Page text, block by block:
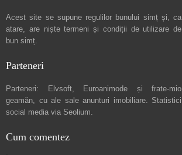
Acest site se supune regulilor bunului simț și, ca
atare, are niștetermeni și condiții de utilizare de
bun simț.
Parteneri
Parteneri: Elvsoft, Euroanimode și frate-mio
geamăn, cu ale sale anunturi imobiliare. Statistici
social media via Seolium.
Cum comentez